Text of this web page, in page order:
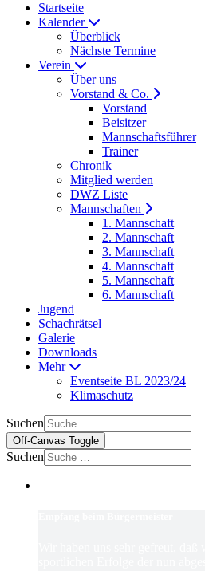
Startseite
Kalender
Überblick
Nächste Termine
Verein
Über uns
Vorstand & Co.
Vorstand
Beisitzer
Mannschaftsführer
Trainer
Chronik
Mitglied werden
DWZ Liste
Mannschaften
1. Mannschaft
2. Mannschaft
3. Mannschaft
4. Mannschaft
5. Mannschaft
6. Mannschaft
Jugend
Schachrätsel
Galerie
Downloads
Mehr
Eventseite BL 2023/24
Klimaschutz
Suchen
Off-Canvas Toggle
Suchen